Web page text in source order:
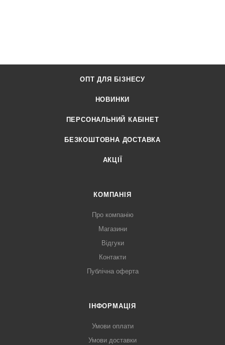
ОПТ ДЛЯ БІЗНЕСУ
НОВИНКИ
ПЕРСОНАЛЬНИЙ КАБІНЕТ
БЕЗКОШТОВНА ДОСТАВКА
АКЦІЇ
КОМПАНІЯ
Про компанію
Магазини
Відгуки
Контакти
Публічна оферта
ІНФОРМАЦІЯ
Умови оплати
Умови доставки